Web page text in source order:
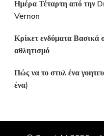
Ημέρα Τέταρτη από την
Vernon
Κρίκετ ενδύματα Βασικά
αθλητισμό
Πώς να το στυλ ένα
ένα)